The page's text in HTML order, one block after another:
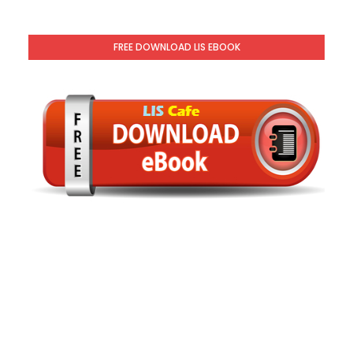
FREE DOWNLOAD LIS EBOOK